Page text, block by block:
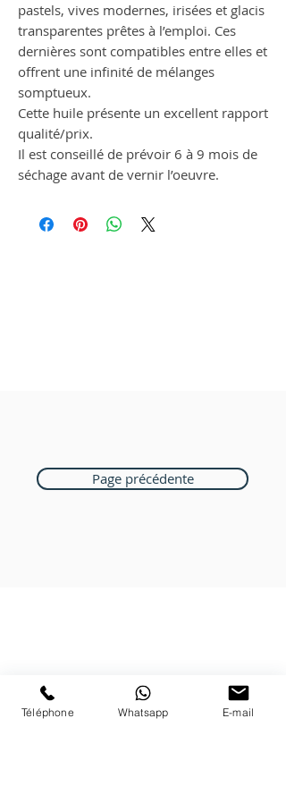
pastels, vives modernes, irisées et glacis
transparentes prêtes à l’emploi. Ces
dernières sont compatibles entre elles et
offrent une infinité de mélanges
somptueux.
Cette huile présente un excellent rapport
qualité/prix.
Il est conseillé de prévoir 6 à 9 mois de
séchage avant de vernir l’oeuvre.
Page précédente
1183 Bursins
Téléphone Whatsapp E-mail